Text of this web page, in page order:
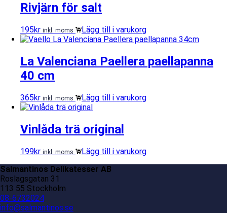
Rivjärn för salt
195kr inkl. moms Lägg till i varukorg
La Valenciana Paellera paellapanna
40 cm
365kr inkl. moms Lägg till i varukorg
Vinlåda trä original
199kr inkl. moms
Lägg till i varukorg
Salmantinos Delikatesser AB
Roslagsgatan 31
113 55 Stockholm
08-6732024
info@salmantinos.se